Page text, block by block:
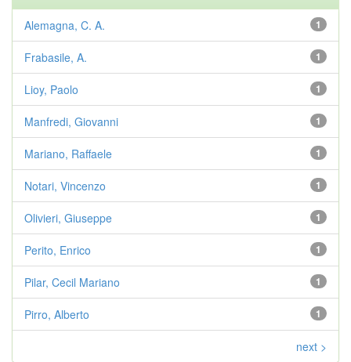
1
Alemagna, C. A.
1
Frabasile, A.
1
Lioy, Paolo
1
Manfredi, Giovanni
1
Mariano, Raffaele
1
Notari, Vincenzo
1
Olivieri, Giuseppe
1
Perito, Enrico
1
Pilar, Cecil Mariano
1
Pirro, Alberto
next >